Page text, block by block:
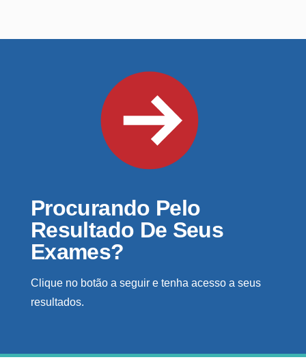
Procurando Pelo
Resultado De Seus
Exames?
Clique no botão a seguir e tenha acesso a seus
resultados.